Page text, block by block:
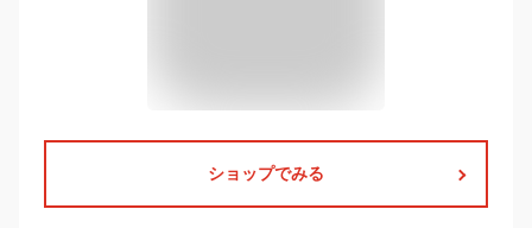
ショップでみる